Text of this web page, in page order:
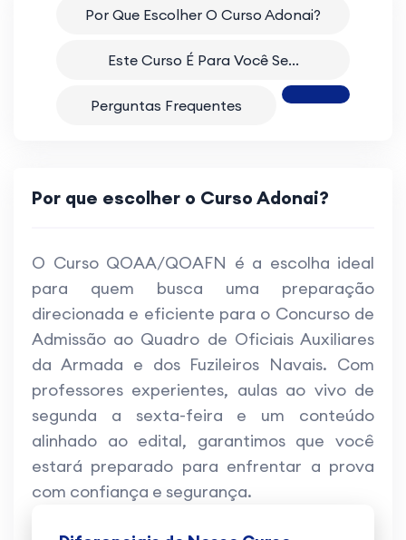
Por Que Escolher O Curso Adonai?
Este Curso É Para Você Se...
Perguntas Frequentes
Por que escolher o Curso Adonai?
O Curso QOAA/QOAFN é a escolha ideal
para quem busca uma preparação
direcionada e eficiente para o Concurso de
Admissão ao Quadro de Oficiais Auxiliares
da Armada e dos Fuzileiros Navais. Com
professores experientes, aulas ao vivo de
segunda a sexta-feira e um conteúdo
alinhado ao edital, garantimos que você
estará preparado para enfrentar a prova
com confiança e segurança.